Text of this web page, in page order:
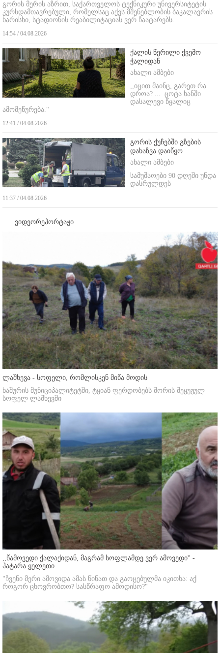
გორის მერის აზრით, საქართველოს ტექნიკური უნივერსიტეტის
კურსდამთავრებული, რომელსაც აქვს მშენებლობის ბაკალავრის
ხარისხი, სტადიონის რეაბილიტაციას ვერ ჩაატარებს.
14:54 / 04.08.2026
ქალის წერილი ქვემო
ჭალიდან
ახალი ამბები
,,იცით მაინც, გარეთ რა
დროა? ... ცოტა ხანში
დასალევი წყალიც
ამომეწურება."
12:41 / 04.08.2026
გორის ქუჩებში გზების
დახაზვა დაიწყო
ახალი ამბები
სამუშაოები 90 დღეში უნდა
დასრულდეს
11:37 / 04.08.2026
ვიდეორეპორტაჟი
ლაშხევა - სოფელი, რომლისკენ მიწა მოდის
ხაშურის მუნიციპალიტეტში, ტყიან ფერდობებს შორის შეყუჟულ
სოფელ ლაშხევში
,,წამოვედი ქალაქიდან, მაგრამ სოფლამდე ვერ ამოვედი'' -
პატარა ყელეთი
"ჩვენი მერი ამოვიდა ამას წინათ და გაოცებულმა იკითხა: აქ
როგორ ცხოვრობთო? სასწრაფო ამოდისო?"